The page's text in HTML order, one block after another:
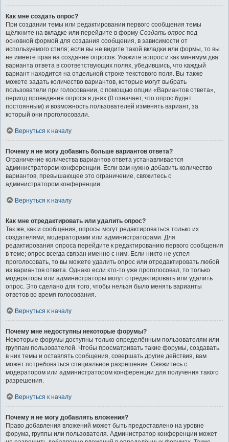
Как мне создать опрос?
При создании темы или редактировании первого сообщения темы
щёлкните на вкладке или перейдите в форму Создать опрос под
основной формой для создания сообщения, в зависимости от
используемого стиля; если вы не видите такой вкладки или формы, то вы
не имеете прав на создание опросов. Укажите вопрос и как минимум два
варианта ответа в соответствующих полях, убедившись, что каждый
вариант находится на отдельной строке текстового поля. Вы также
можете задать количество вариантов, которые могут выбрать
пользователи при голосовании, с помощью опции «Вариантов ответа»,
период проведения опроса в днях (0 означает, что опрос будет
постоянным) и возможность пользователей изменять вариант, за
который они проголосовали.
Вернуться к началу
Почему я не могу добавить больше вариантов ответа?
Ограничение количества вариантов ответа устанавливается
администратором конференции. Если вам нужно добавить количество
вариантов, превышающее это ограничение, свяжитесь с
администратором конференции.
Вернуться к началу
Как мне отредактировать или удалить опрос?
Так же, как и сообщения, опросы могут редактироваться только их
создателями, модераторами или администраторами. Для
редактирования опроса перейдите к редактированию первого сообщения
в теме; опрос всегда связан именно с ним. Если никто не успел
проголосовать, то вы можете удалить опрос или отредактировать любой
из вариантов ответа. Однако если кто-то уже проголосовал, то только
модераторы или администраторы могут отредактировать или удалить
опрос. Это сделано для того, чтобы нельзя было менять варианты
ответов во время голосования.
Вернуться к началу
Почему мне недоступны некоторые форумы?
Некоторые форумы доступны только определённым пользователям или
группам пользователей. Чтобы просматривать такие форумы, создавать
в них темы и оставлять сообщения, совершать другие действия, вам
может потребоваться специальное разрешение. Свяжитесь с
модератором или администратором конференции для получения такого
разрешения.
Вернуться к началу
Почему я не могу добавлять вложения?
Право добавления вложений может быть предоставлено на уровне
форума, группы или пользователя. Администратор конференции может